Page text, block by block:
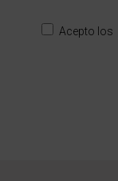
Acepto los